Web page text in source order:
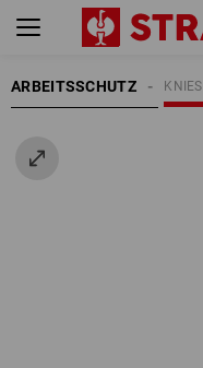
ARBEITSSCHUTZ